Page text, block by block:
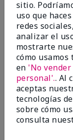
Comprador
Evaluado en
marykay.com/
Comentarios
Collection
I Love the
your make-up
smooth and
Mostrar
sitio.
uso que
redes
analizar el
mostrarte
cómo
en 'No
personal'.. Al
aceptas
tecnologías
sobre cómo
consulta